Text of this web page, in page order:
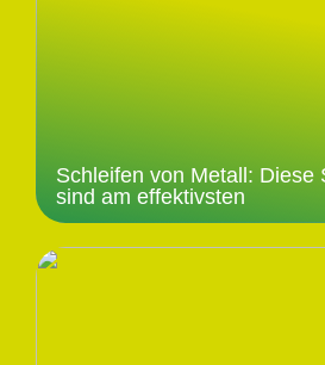
Schleifen von Metall: Diese
sind am effektivsten